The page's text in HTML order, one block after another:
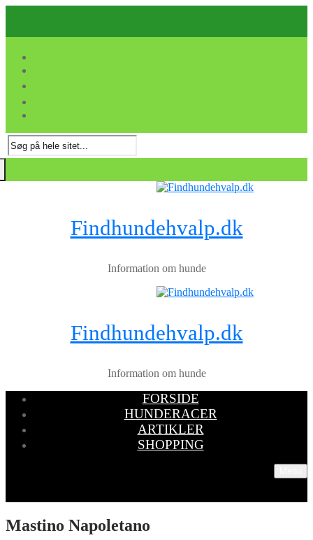
indhold
Søg
efter:
Findhundehvalp.dk
Information om hunde
Findhundehvalp.dk
Information om hunde
FORSIDE
HUNDERACER
ARTIKLER
SHOPPING
Mastino Napoletano